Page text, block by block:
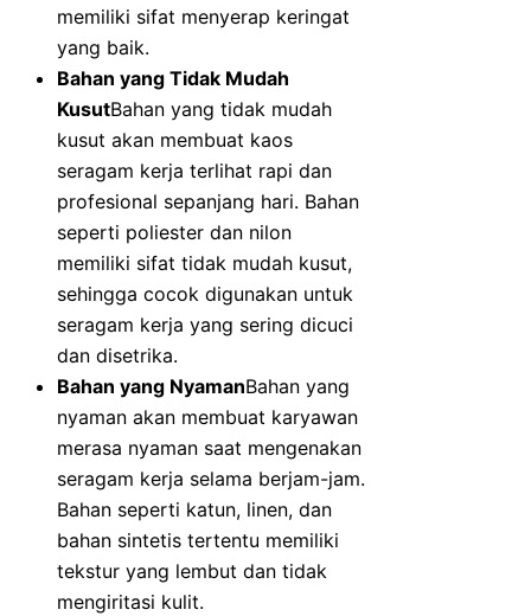
memiliki sifat menyerap keringat
yang baik.
Bahan yang Tidak Mudah
KusutBahan yang tidak mudah
kusut akan membuat kaos
seragam kerja terlihat rapi dan
profesional sepanjang hari. Bahan
seperti poliester dan nilon
memiliki sifat tidak mudah kusut,
sehingga cocok digunakan untuk
seragam kerja yang sering dicuci
dan disetrika.
Bahan yang NyamanBahan yang
nyaman akan membuat karyawan
merasa nyaman saat mengenakan
seragam kerja selama berjam-jam.
Bahan seperti katun, linen, dan
bahan sintetis tertentu memiliki
tekstur yang lembut dan tidak
mengiritasi kulit.